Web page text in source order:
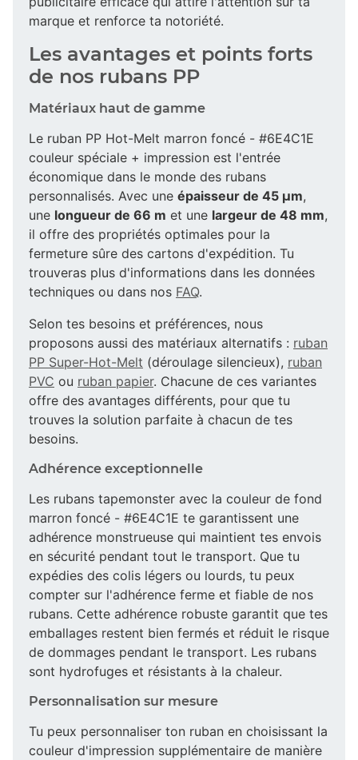
marque et renforce ta notoriété.
Les avantages et points forts
de nos rubans PP
Matériaux haut de gamme
Le ruban PP Hot-Melt marron foncé - #6E4C1E
couleur spéciale + impression est l'entrée
économique dans le monde des rubans
personnalisés. Avec une épaisseur de 45 µm,
une longueur de 66 m et une largeur de 48 mm,
il offre des propriétés optimales pour la
fermeture sûre des cartons d'expédition. Tu
trouveras plus d'informations dans les données
techniques ou dans nos FAQ.
Selon tes besoins et préférences, nous
proposons aussi des matériaux alternatifs : ruban
PP Super-Hot-Melt (déroulage silencieux), ruban
PVC ou ruban papier. Chacune de ces variantes
offre des avantages différents, pour que tu
trouves la solution parfaite à chacun de tes
besoins.
Adhérence exceptionnelle
Les rubans tapemonster avec la couleur de fond
marron foncé - #6E4C1E te garantissent une
adhérence monstrueuse qui maintient tes envois
en sécurité pendant tout le transport. Que tu
expédies des colis légers ou lourds, tu peux
compter sur l'adhérence ferme et fiable de nos
rubans. Cette adhérence robuste garantit que tes
emballages restent bien fermés et réduit le risque
de dommages pendant le transport. Les rubans
sont hydrofuges et résistants à la chaleur.
Personnalisation sur mesure
Tu peux personnaliser ton ruban en choisissant la
couleur d'impression supplémentaire de manière